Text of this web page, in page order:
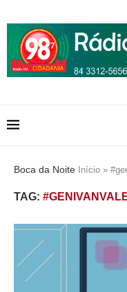
Boca da Noite Início »
TAG: